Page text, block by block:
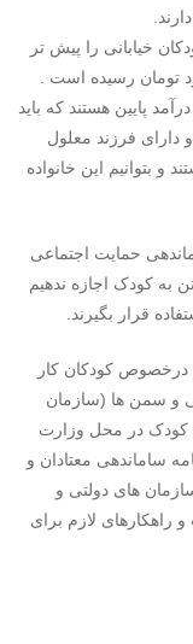
خیابانی را پیش تر
پایین هستند که باید
دارای فرزند معلول
و بتوانیم این خانواده
حمایت اجتماعی
به کودک اجازه ندهیم
قرار بگیرند.
کودکان کار
و سمن ها (سازمان
کودک در محل وزارت
ساماندهی معتادان و
های دولتی و
لازم برای